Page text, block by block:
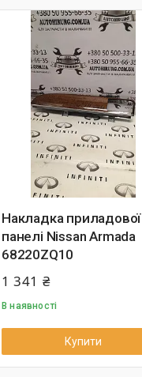
Накладка приладової
панелі Nissan Armada
68220ZQ10
1 341 ₴
В наявності
Купити